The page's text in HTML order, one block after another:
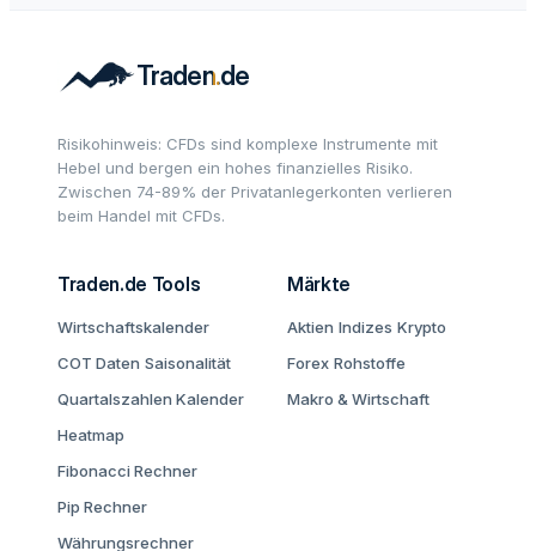
Risikohinweis: CFDs sind komplexe Instrumente mit
Hebel und bergen ein hohes finanzielles Risiko.
Zwischen 74-89% der Privatanlegerkonten verlieren
beim Handel mit CFDs.
Traden.de Tools
Wirtschaftskalender
COT Daten Saisonalität
Quartalszahlen Kalender
Heatmap
Fibonacci Rechner
Pip Rechner
Währungsrechner
Märkte
Aktien Indizes Krypto
Forex Rohstoffe
Makro & Wirtschaft